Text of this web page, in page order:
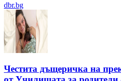
dbr.bg
Честита дъщеричка на